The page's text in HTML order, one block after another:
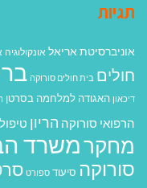
תגיות
אוניברסיטת אריאל אונקולוגיה
חולים בית חולים סורוקה
דיכאון האגודה למלחמה בסרטן
הרפואי סורוקה הריון טיפול
מחקרמשרד
סורוקה סיעוד ספורט